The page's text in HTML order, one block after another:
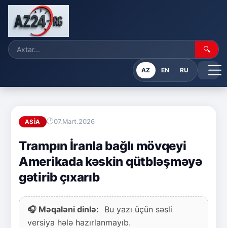
🔍
AZ EN RU
ASIA 07.Mart.2026
Trampın İranla bağlı mövqeyi
Amerikada kəskin qütbləşməyə
gətirib çıxarıb
🎧 Məqaləni dinlə:
Bu yazı üçün səsli
versiya hələ hazırlanmayıb.